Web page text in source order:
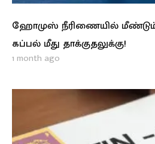
ஹோமுஸ் நீரிணையில் மீண்டும்
கப்பல் மீது தாக்குதலுக்கு!
1 month ago